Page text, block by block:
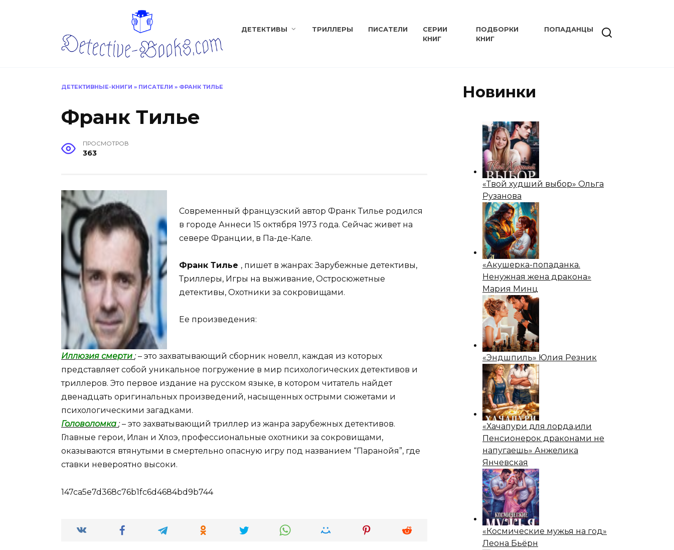
ДЕТЕКТИВЫ ТРИЛЛЕРЫ ПИСАТЕЛИ
СЕРИИ
КНИГ
ПОДБОРКИ
КНИГ
ПОПАДАНЦЫ
ДЕТЕКТИВНЫЕ-КНИГИ » ПИСАТЕЛИ » ФРАНК ТИЛЬЕ
Франк Тилье
ПРОСМОТРОВ
363
Современный французский автор Франк Тилье родился
в городе Аннеси 15 октября 1973 года. Сейчас живет на
севере Франции, в Па-де-Кале.
Франк Тилье , пишет в жанрах: Зарубежные детективы,
Триллеры, Игры на выживание, Остросюжетные
детективы, Охотники за сокровищами.
Ее произведения:
Иллюзия смерти ;– это захватывающий сборник новелл, каждая из которых
представляет собой уникальное погружение в мир психологических детективов и
триллеров. Это первое издание на русском языке, в котором читатель найдет
двенадцать оригинальных произведений, насыщенных острыми сюжетами и
психологическими загадками.
Головоломка ;– это захватывающий триллер из жанра зарубежных детективов.
Главные герои, Илан и Хлоэ, профессиональные охотники за сокровищами,
оказываются втянутыми в смертельно опасную игру под названием “Паранойя”, где
ставки невероятно высоки.
147ca5e7d368c76b1fc6d4684bd9b744
Новинки
«Твой худший выбор» Ольга
Рузанова
«Акушерка-попаданка.
Ненужная жена дракона»
Мария Минц
«Эндшпиль» Юлия Резник
«Хачапури для лорда,или
Пенсионерок драконами не
напугаешь» Анжелика
Янчевская
«Космические мужья на год»
Леона Бьёрн